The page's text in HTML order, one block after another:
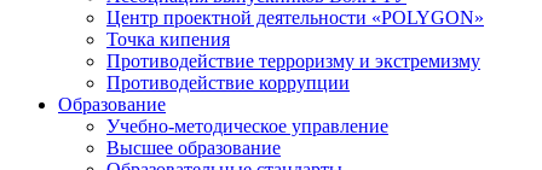
Центр проектной деятельности «POLYGON»
Точка кипения
Противодействие терроризму и экстремизму
Противодействие коррупции
Образование
Учебно-методическое управление
Высшее образование